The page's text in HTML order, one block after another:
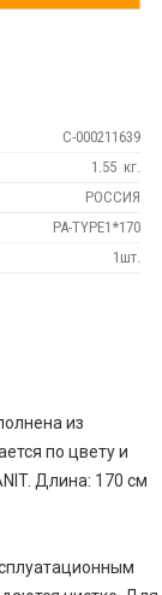
С-000211639
кг.
1.55
РОССИЯ
PA-TYPE1*170
1шт.
из
по цвету и
Длина: 170 см